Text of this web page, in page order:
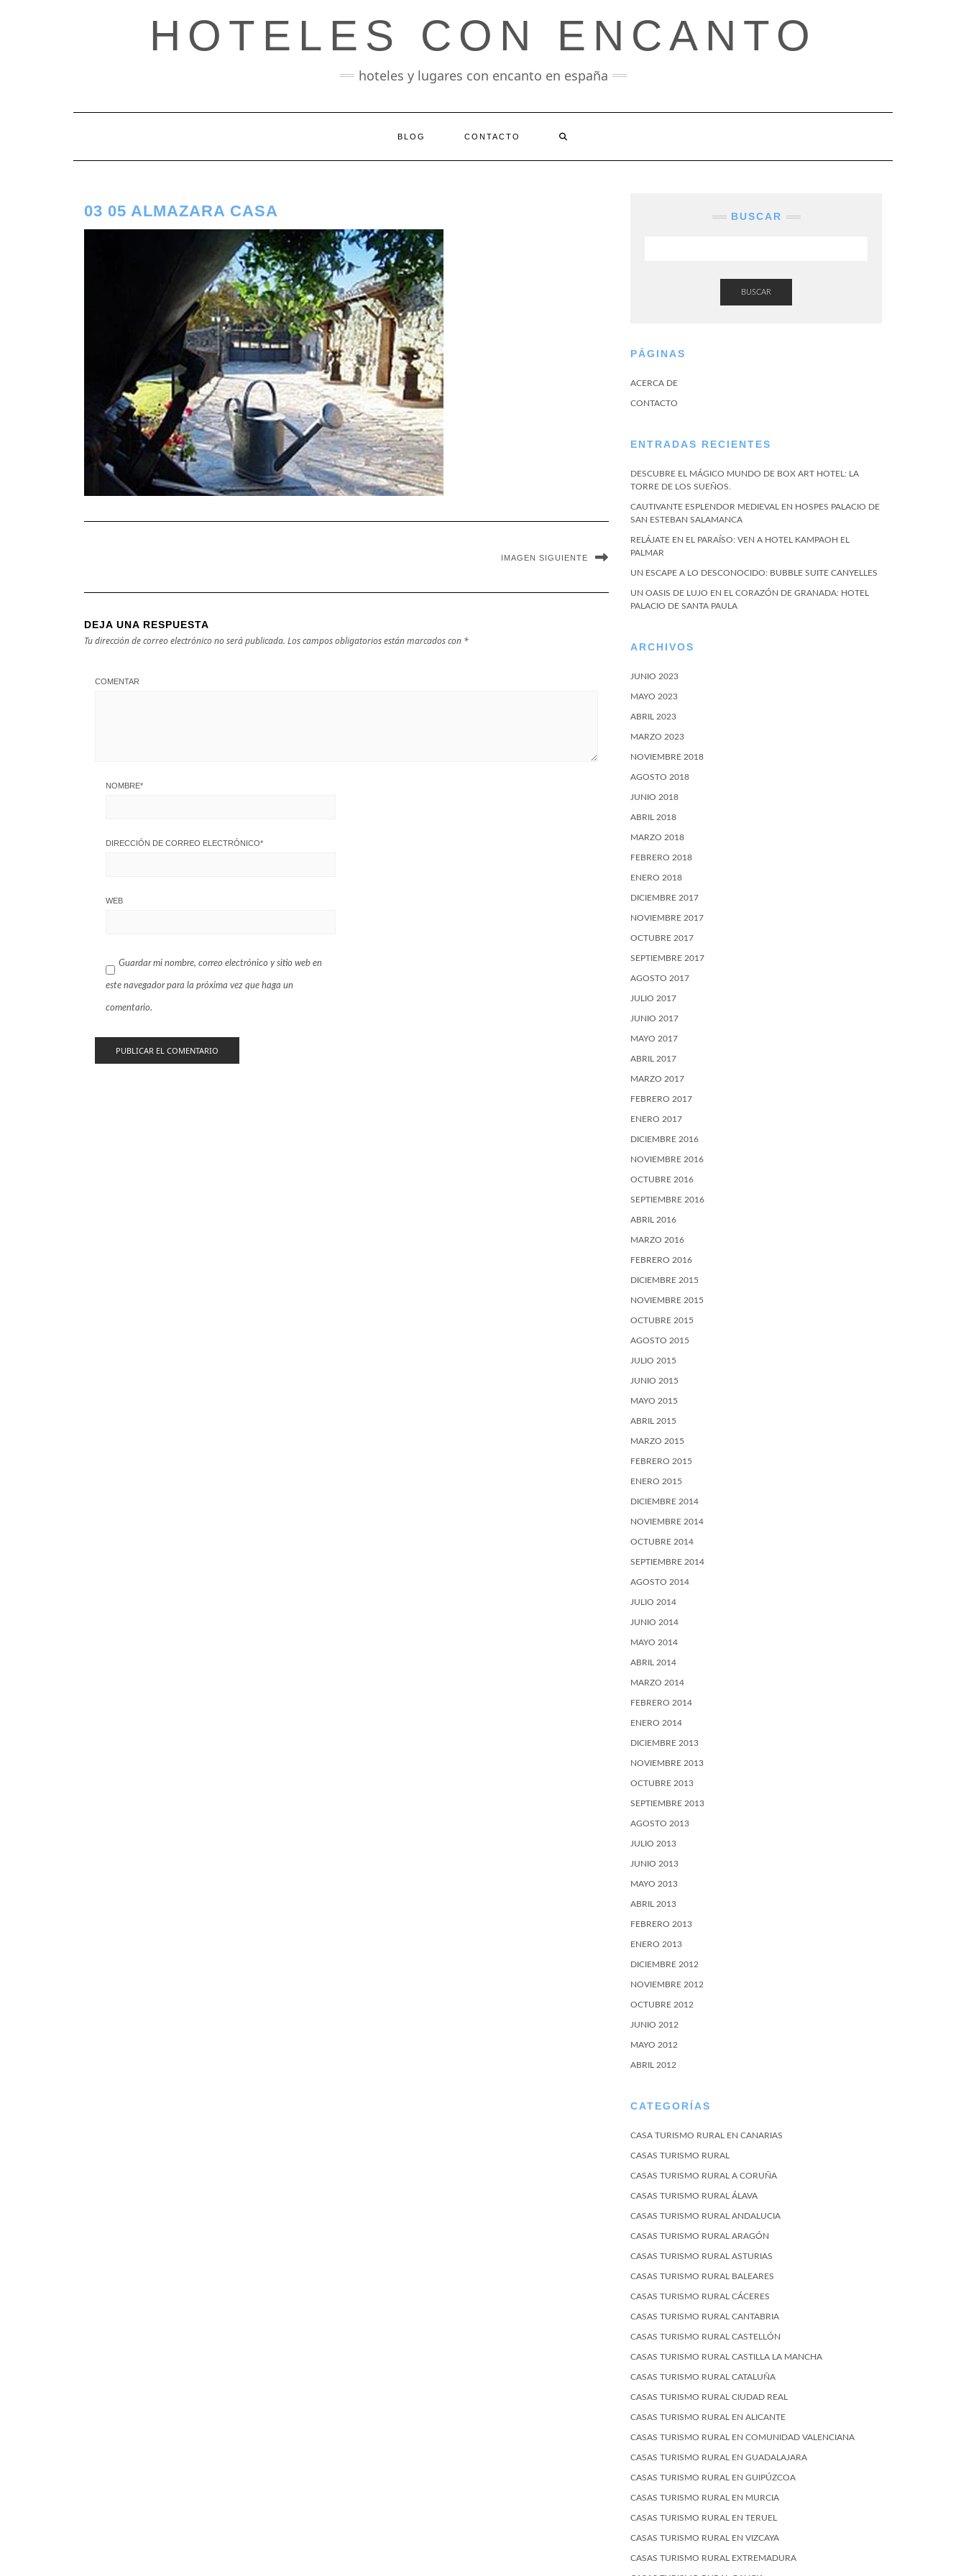
HOTELES CON ENCANTO
hoteles y lugares con encanto en españa
BLOG CONTACTO
03 05 ALMAZARA CASA
IMAGEN SIGUIENTE
DEJA UNA RESPUESTA
Tu dirección de correo electrónico no será publicada. Los campos obligatorios están marcados con *
COMENTAR
NOMBRE*
DIRECCIÓN DE CORREO ELECTRÓNICO*
WEB
Guardar mi nombre, correo electrónico y sitio web en
este navegador para la próxima vez que haga un
comentario.
BUSCAR
BUSCAR
PÁGINAS
ACERCA DE
CONTACTO
ENTRADAS RECIENTES
DESCUBRE EL MÁGICO MUNDO DE BOX ART HOTEL: LA
TORRE DE LOS SUEÑOS.
CAUTIVANTE ESPLENDOR MEDIEVAL EN HOSPES PALACIO DE
SAN ESTEBAN SALAMANCA
RELÁJATE EN EL PARAÍSO: VEN A HOTEL KAMPAOH EL
PALMAR
UN ESCAPE A LO DESCONOCIDO: BUBBLE SUITE CANYELLES
UN OASIS DE LUJO EN EL CORAZÓN DE GRANADA: HOTEL
PALACIO DE SANTA PAULA
ARCHIVOS
JUNIO 2023
MAYO 2023
ABRIL 2023
MARZO 2023
NOVIEMBRE 2018
AGOSTO 2018
JUNIO 2018
ABRIL 2018
MARZO 2018
FEBRERO 2018
ENERO 2018
DICIEMBRE 2017
NOVIEMBRE 2017
OCTUBRE 2017
SEPTIEMBRE 2017
AGOSTO 2017
JULIO 2017
JUNIO 2017
MAYO 2017
ABRIL 2017
MARZO 2017
FEBRERO 2017
ENERO 2017
DICIEMBRE 2016
NOVIEMBRE 2016
OCTUBRE 2016
SEPTIEMBRE 2016
ABRIL 2016
MARZO 2016
FEBRERO 2016
DICIEMBRE 2015
NOVIEMBRE 2015
OCTUBRE 2015
AGOSTO 2015
JULIO 2015
JUNIO 2015
MAYO 2015
ABRIL 2015
MARZO 2015
FEBRERO 2015
ENERO 2015
DICIEMBRE 2014
NOVIEMBRE 2014
OCTUBRE 2014
SEPTIEMBRE 2014
AGOSTO 2014
JULIO 2014
JUNIO 2014
MAYO 2014
ABRIL 2014
MARZO 2014
FEBRERO 2014
ENERO 2014
DICIEMBRE 2013
NOVIEMBRE 2013
OCTUBRE 2013
SEPTIEMBRE 2013
AGOSTO 2013
JULIO 2013
JUNIO 2013
MAYO 2013
ABRIL 2013
FEBRERO 2013
ENERO 2013
DICIEMBRE 2012
NOVIEMBRE 2012
OCTUBRE 2012
JUNIO 2012
MAYO 2012
ABRIL 2012
CATEGORÍAS
CASA TURISMO RURAL EN CANARIAS
CASAS TURISMO RURAL
CASAS TURISMO RURAL A CORUÑA
CASAS TURISMO RURAL ÁLAVA
CASAS TURISMO RURAL ANDALUCIA
CASAS TURISMO RURAL ARAGÓN
CASAS TURISMO RURAL ASTURIAS
CASAS TURISMO RURAL BALEARES
CASAS TURISMO RURAL CÁCERES
CASAS TURISMO RURAL CANTABRIA
CASAS TURISMO RURAL CASTELLÓN
CASAS TURISMO RURAL CASTILLA LA MANCHA
CASAS TURISMO RURAL CATALUÑA
CASAS TURISMO RURAL CIUDAD REAL
CASAS TURISMO RURAL EN ALICANTE
CASAS TURISMO RURAL EN COMUNIDAD VALENCIANA
CASAS TURISMO RURAL EN GUADALAJARA
CASAS TURISMO RURAL EN GUIPÚZCOA
CASAS TURISMO RURAL EN MURCIA
CASAS TURISMO RURAL EN TERUEL
CASAS TURISMO RURAL EN VIZCAYA
CASAS TURISMO RURAL EXTREMADURA